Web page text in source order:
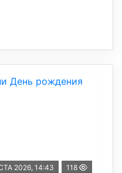
2026, 14:43 118